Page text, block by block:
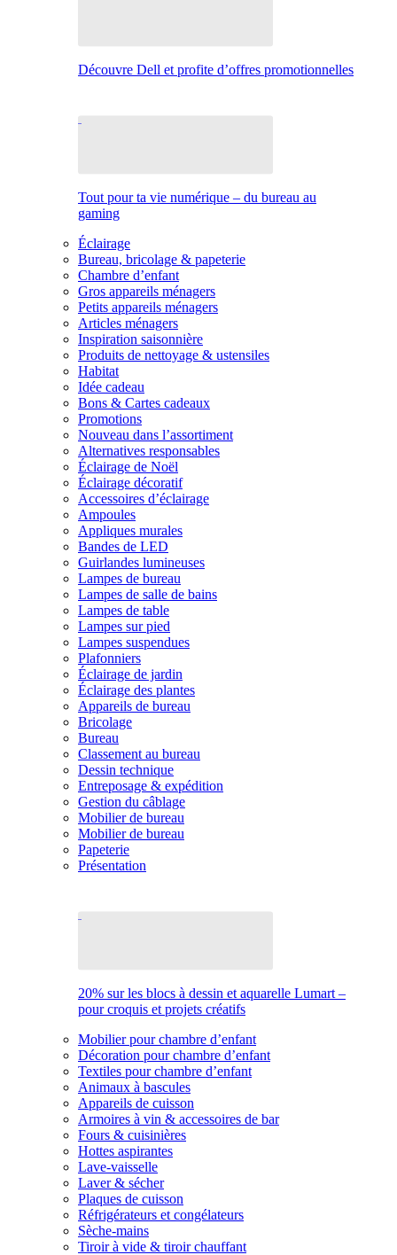
Découvre Dell et profite d’offres promotionnelles
Tout pour ta vie numérique – du bureau au
gaming
Éclairage
Bureau, bricolage & papeterie
Chambre d’enfant
Gros appareils ménagers
Petits appareils ménagers
Articles ménagers
Inspiration saisonnière
Produits de nettoyage & ustensiles
Habitat
Idée cadeau
Bons & Cartes cadeaux
Promotions
Nouveau dans l’assortiment
Alternatives responsables
Éclairage de Noël
Éclairage décoratif
Accessoires d’éclairage
Ampoules
Appliques murales
Bandes de LED
Guirlandes lumineuses
Lampes de bureau
Lampes de salle de bains
Lampes de table
Lampes sur pied
Lampes suspendues
Plafonniers
Éclairage de jardin
Éclairage des plantes
Appareils de bureau
Bricolage
Bureau
Classement au bureau
Dessin technique
Entreposage & expédition
Gestion du câblage
Mobilier de bureau
Mobilier de bureau
Papeterie
Présentation
20% sur les blocs à dessin et aquarelle Lumart –
pour croquis et projets créatifs
Mobilier pour chambre d’enfant
Décoration pour chambre d’enfant
Textiles pour chambre d’enfant
Animaux à bascules
Appareils de cuisson
Armoires à vin & accessoires de bar
Fours & cuisinières
Hottes aspirantes
Lave-vaisselle
Laver & sécher
Plaques de cuisson
Réfrigérateurs et congélateurs
Sèche-mains
Tiroir à vide & tiroir chauffant